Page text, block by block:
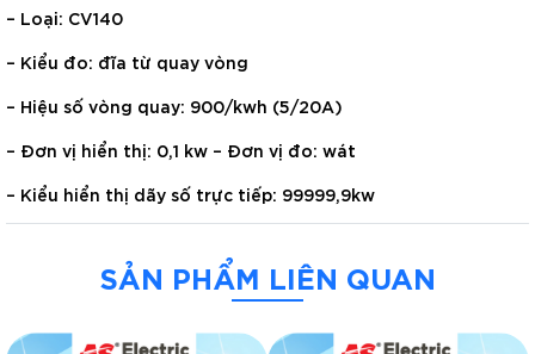
– Loại: CV140
– Kiểu đo: đĩa từ quay vòng
– Hiệu số vòng quay: 900/kwh (5/20A)
– Đơn vị hiển thị: 0,1 kw – Đơn vị đo: wát
– Kiểu hiển thị dãy số trực tiếp: 99999,9kw
– Dòng điện danh định: 220V
SẢN PHẨM LIÊN QUAN